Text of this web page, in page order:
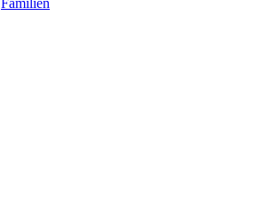
Familien